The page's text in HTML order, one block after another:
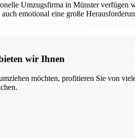
Umzugsfirma in Münster verfügen
emotional eine große
wir Ihnen
möchten, profitieren Sie von